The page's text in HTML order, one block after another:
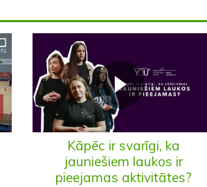
Kāpēc ir svarīgi, ka
jauniešiem laukos ir
pieejamas aktivitātes?